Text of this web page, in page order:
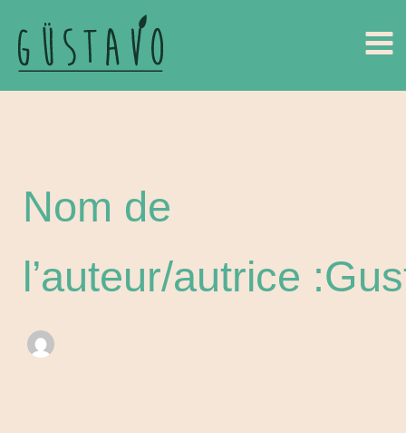
contenu
Nom de
l’auteur/autrice